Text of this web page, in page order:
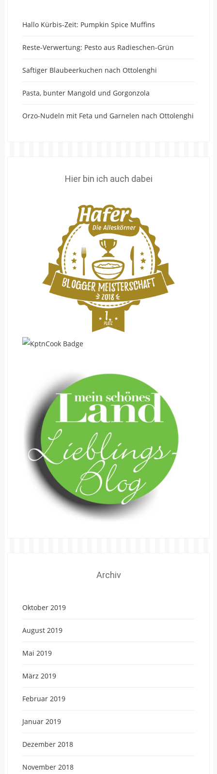
Hallo Kürbis-Zeit: Pumpkin Spice Muffins
Reste-Verwertung: Pesto aus Radieschen-Grün
Saftiger Blaubeerkuchen nach Ottolenghi
Pasta, bunter Mangold und Gorgonzola
Orzo-Nudeln mit Feta und Garnelen nach Ottolenghi
Hier bin ich auch dabei
Archiv
Oktober 2019
August 2019
Mai 2019
März 2019
Februar 2019
Januar 2019
Dezember 2018
November 2018